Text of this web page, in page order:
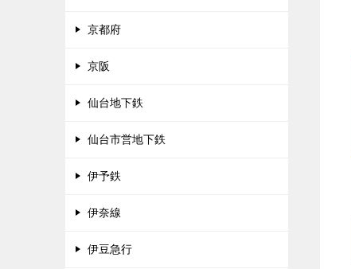
京都府
京阪
仙台地下鉄
仙台市営地下鉄
伊予鉄
伊奈線
伊豆急行